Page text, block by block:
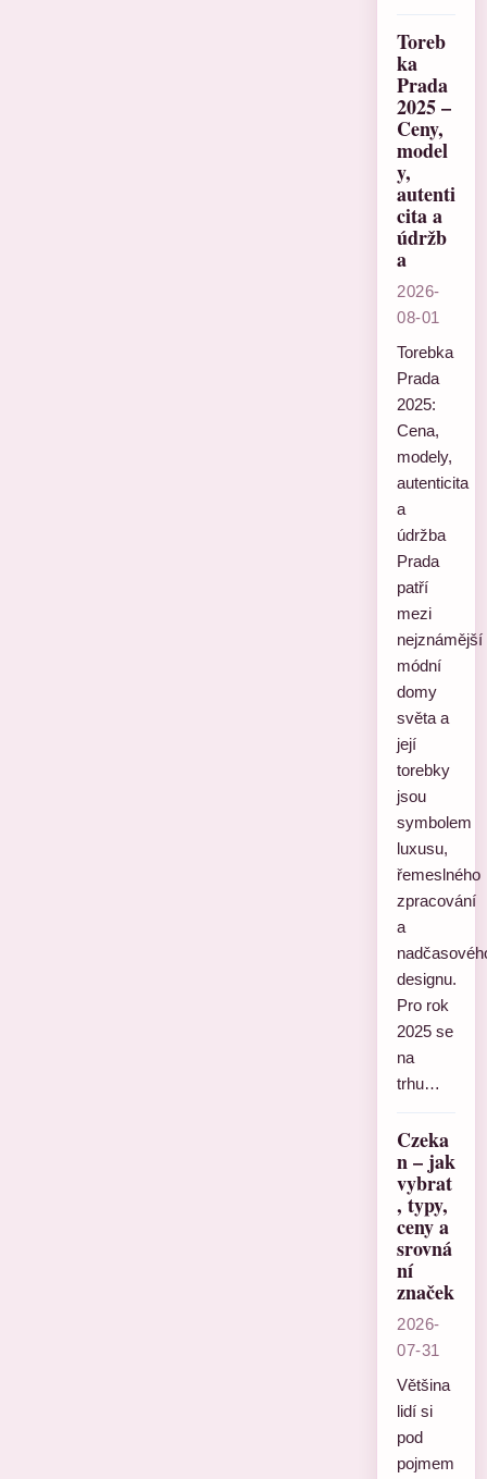
Toreb
ka
Prada
2025 –
Ceny,
model
y,
autenti
cita a
údržb
a
2026-
08-01
Torebka
Prada
2025:
Cena,
modely,
autenticita
a
údržba
Prada
patří
mezi
nejznámější
módní
domy
světa a
její
torebky
jsou
symbolem
luxusu,
řemeslného
zpracování
a
designu.
Pro rok
2025 se
na
trhu…
Czeka
n – jak
vybrat
, typy,
ceny a
srovná
ní
značek
2026-
07-31
Většina
lidí si
pod
pojmem